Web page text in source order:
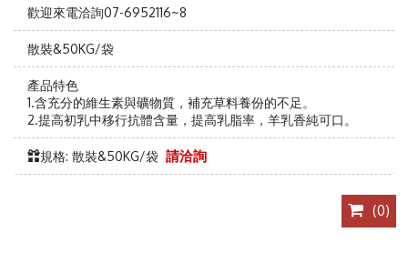
(0)
歡迎來電洽詢07-6952116~8
散裝&50KG/袋
產品特色
1.含充分的維生素與礦物質，補充草料養份的不足。
2.提高初乳中移行抗體含量，提高乳脂率，羊乳香純可口。
規格: 散裝&50KG/袋 請洽詢